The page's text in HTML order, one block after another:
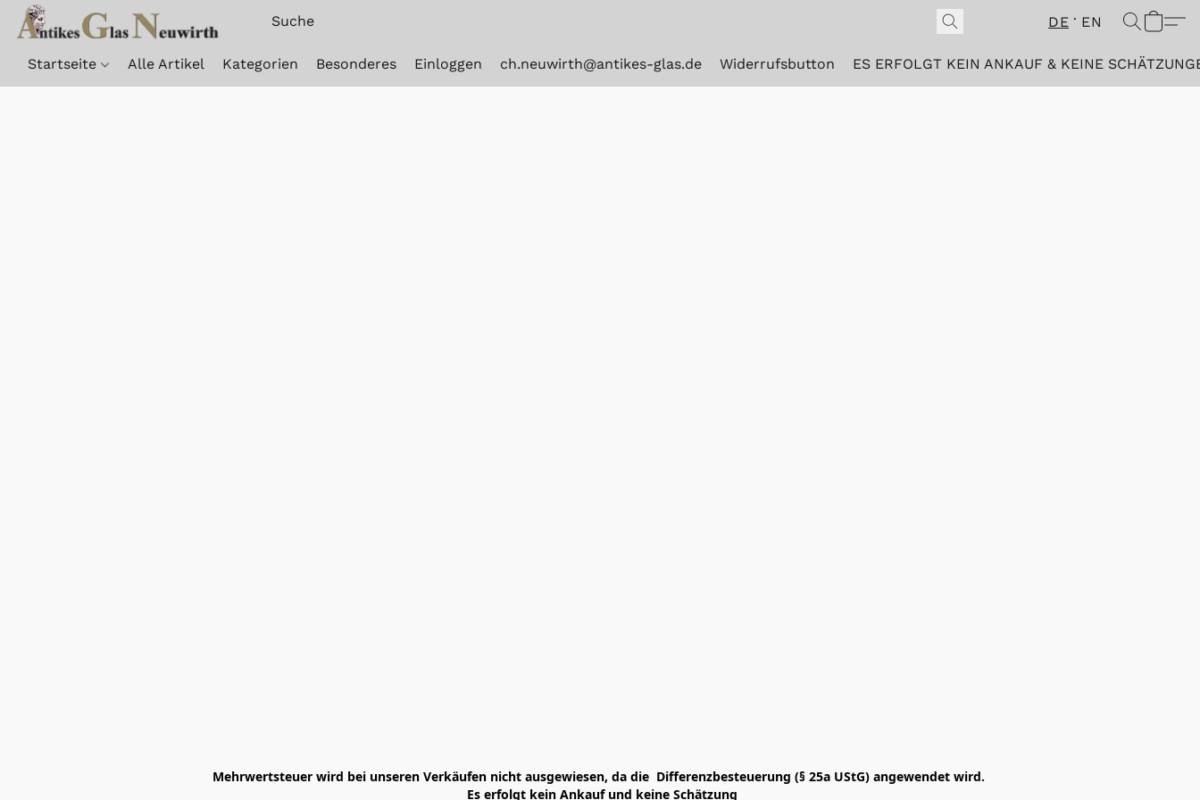
DE EN
Startseite Alle Artikel Kategorien Besonderes Einloggen ch.neuwirth@antikes-glas.de Widerrufsbutton ES ERFOLGT KEIN ANKAUF & KEINE
Mehrwertsteuer wird bei unseren Verkäufen nicht ausgewiesen, da die  Differenzbesteuerung (§ 25a UStG) angewendet wird.